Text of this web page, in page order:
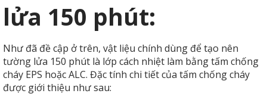
lửa 150 phút:
Như đã đề cập ở trên, vật liệu chính dùng để tạo nên
tường lửa 150 phút là lớp cách nhiệt làm bằng tấm chống
cháy EPS hoặc ALC. Đặc tính chi tiết của tấm chống cháy
được giới thiệu như sau: